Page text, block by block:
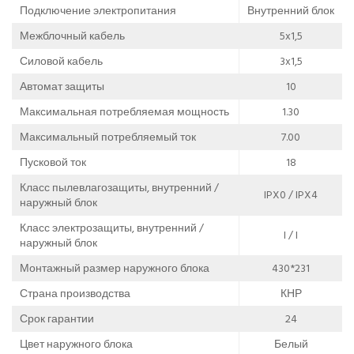
Подключение электропитания
Внутренний блок
Межблочный кабель
5x1,5
Силовой кабель
3x1,5
Автомат защиты
10
Максимальная потребляемая мощность
1.30
Максимальный потребляемый ток
7.00
Пусковой ток
18
Класс пылевлагозащиты, внутренний /
наружный блок
IPX0 / IPX4
Класс электрозащиты, внутренний /
наружный блок
I / I
Монтажный размер наружного блока
430*231
Страна производства
КНР
Срок гарантии
24
Цвет наружного блока
Белый